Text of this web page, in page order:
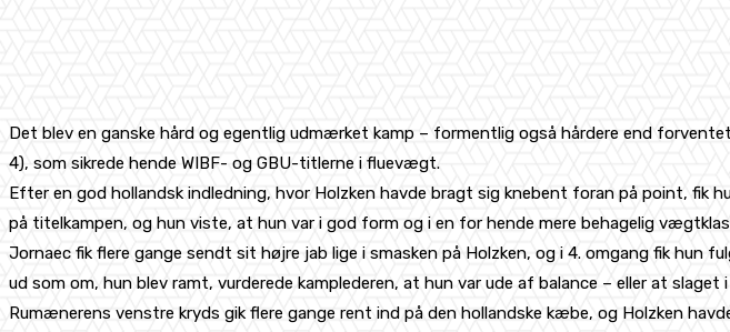
Det blev en ganske hård og egentlig udmærket kamp – formentlig også hårdere end
4), som sikrede hende WIBF- og GBU-titlerne i fluevægt.
Efter en god hollandsk indledning, hvor Holzken havde bragt sig knebent foran på point, fik
på titelkampen, og hun viste, at hun var i god form og i en for hende mere behagelig
Jornaec fik flere gange sendt sit højre jab lige i smasken på Holzken, og i 4. omgang fik hun
ud som om, hun blev ramt, vurderede kamplederen, at hun var ude af balance – eller at slaget
Rumænerens venstre kryds gik flere gange rent ind på den hollandske kæbe, og Holzken